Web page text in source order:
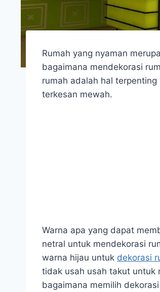
Rumah yang nyaman
bagaimana mendekorasi
rumah adalah hal
terkesan mewah.
Warna apa yang dapat
netral untuk mendekorasi
warna hijau untuk dekorasi
tidak usah usah takut untuk
bagaimana memilih